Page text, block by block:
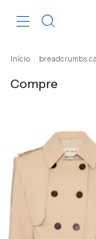
Início
Compre